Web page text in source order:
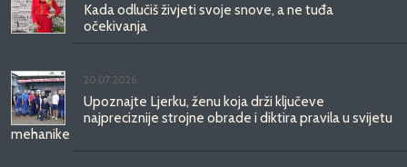
Kada odlučiš živjeti svoje snove, a ne tuđa
očekivanja
20.07.2026.
Upoznajte Ljerku, ženu koja drži ključeve
najpreciznije strojne obrade i diktira pravila u svijetu
mehanike